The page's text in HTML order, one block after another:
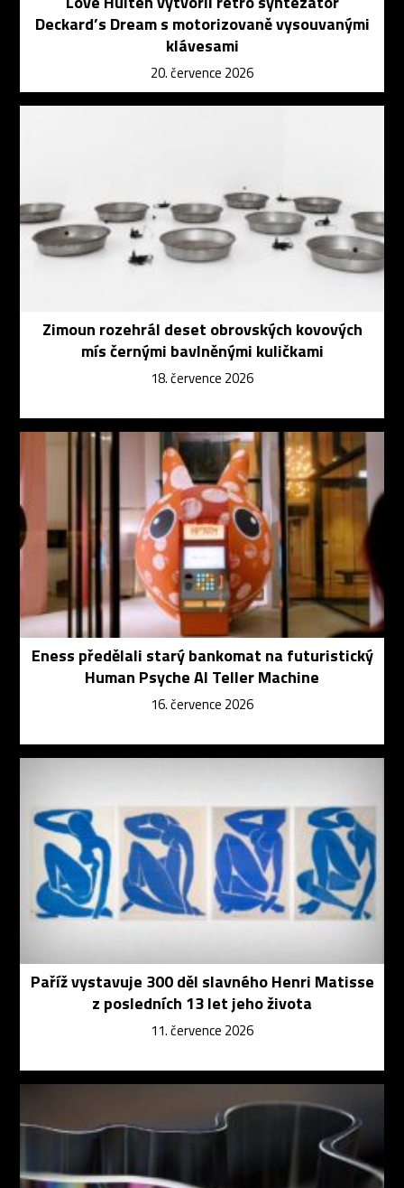
Deckard’s Dream s motorizovaně vysouvanými
klávesami
20. července 2026
Zimoun rozehrál deset obrovských kovových
mís černými bavlněnými kuličkami
18. července 2026
Eness předělali starý bankomat na futuristický
Human Psyche AI Teller Machine
16. července 2026
Paříž vystavuje 300 děl slavného Henri Matisse
z posledních 13 let jeho života
11. července 2026